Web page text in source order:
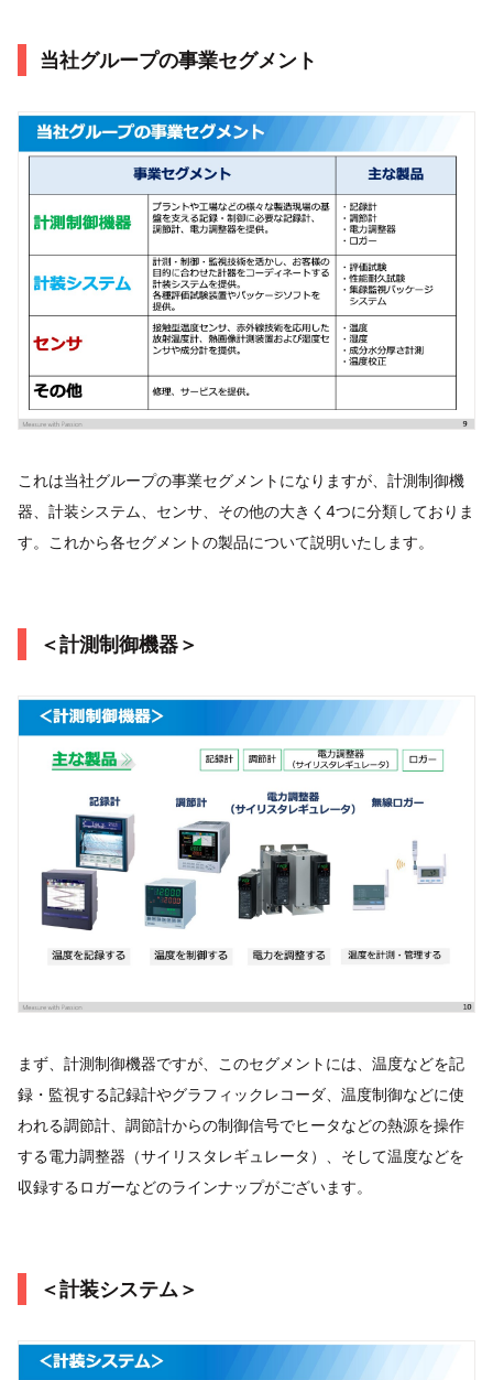
当社グループの事業セグメント
これは当社グループの事業セグメントになりますが、計測制御機
器、計装システム、センサ、その他の大きく4つに分類しておりま
す。これから各セグメントの製品について説明いたします。
＜計測制御機器＞
まず、計測制御機器ですが、このセグメントには、温度などを記
録・監視する記録計やグラフィックレコーダ、温度制御などに使
われる調節計、​調節計からの制御信号でヒータなどの熱源を操作
する電力調整器（サイリスタレギュレータ）、そして温度などを
収録するロガーなどのラインナップがございます。
＜計装システム＞